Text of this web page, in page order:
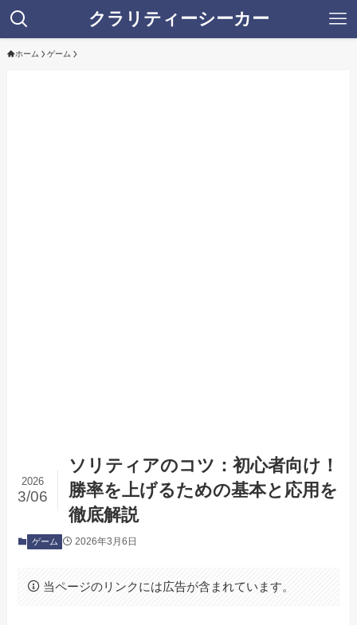
クラリティーシーカー
ホーム ゲーム
ソリティアのコツ：初心者向け！
勝率を上げるための基本と応用を
徹底解説
2026
3/06
ゲーム 2026年3月6日
当ページのリンクには広告が含まれています。